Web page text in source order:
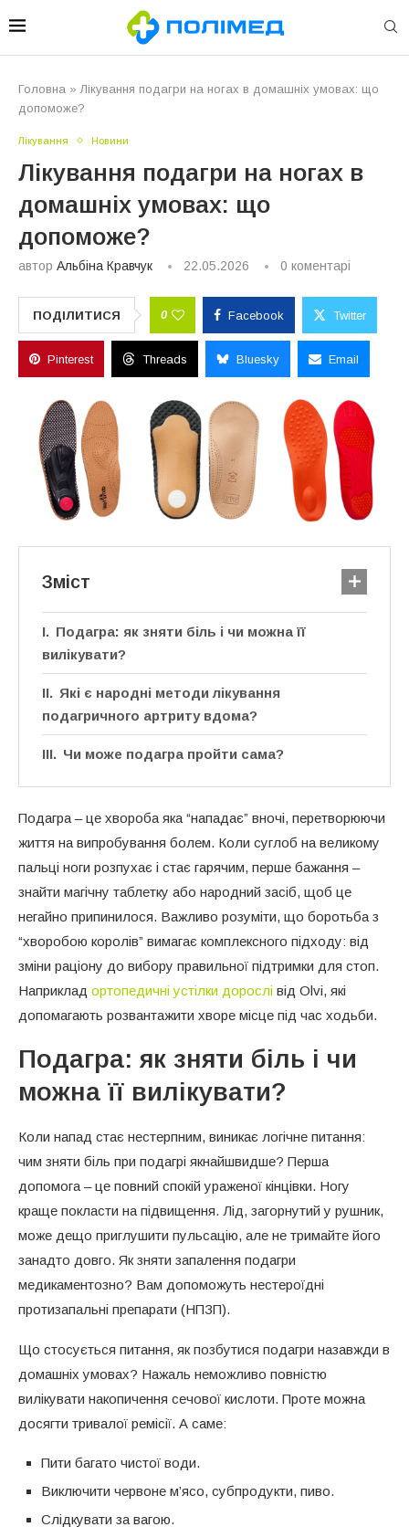
Головна » Лікування подагри на ногах в домашніх умовах: що
допоможе?
Лікування Новини
Лікування подагри на ногах в
домашніх умовах: що
допоможе?
автор Альбіна Кравчук 22.05.2026 0 коментарі
ПОДІЛИТИСЯ 0 Facebook Twitter
Pinterest Threads Bluesky Email
Зміст
Подагра: як зняти біль і чи можна її
вилікувати?
Які є народні методи лікування
подагричного артриту вдома?
Чи може подагра пройти сама?
Подагра – це хвороба яка “нападає” вночі, перетворюючи
життя на випробування болем. Коли суглоб на великому
пальці ноги розпухає і стає гарячим, перше бажання –
знайти магічну таблетку або народний засіб, щоб це
негайно припинилося. Важливо розуміти, що боротьба з
“хворобою королів” вимагає комплексного підходу: від
зміни раціону до вибору правильної підтримки для стоп.
Наприклад ортопедичні устілки дорослі від Olvi, які
допомагають розвантажити хворе місце під час ходьби.
Подагра: як зняти біль і чи
можна її вилікувати?
Коли напад стає нестерпним, виникає логічне питання:
чим зняти біль при подагрі якнайшвидше? Перша
допомога – це повний спокій ураженої кінцівки. Ногу
краще покласти на підвищення. Лід, загорнутий у рушник,
може дещо приглушити пульсацію, але не тримайте його
занадто довго. Як зняти запалення подагри
медикаментозно? Вам допоможуть нестероїдні
протизапальні препарати (НПЗП).
Що стосується питання, як позбутися подагри назавжди в
домашніх умовах? Нажаль неможливо повністю
вилікувати накопичення сечової кислоти. Проте можна
досягти тривалої ремісії. А саме:
Пити багато чистої води.
Виключити червоне м’ясо, субпродукти, пиво.
Слідкувати за вагою.